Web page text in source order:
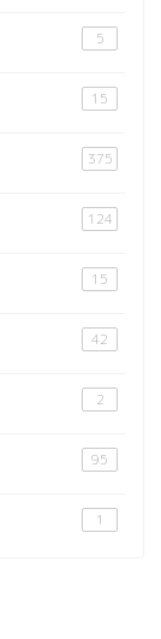
5
15
375
124
15
42
2
95
1